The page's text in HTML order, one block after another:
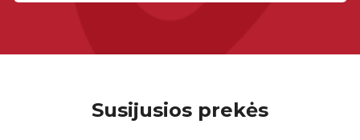
Susijusios prekės